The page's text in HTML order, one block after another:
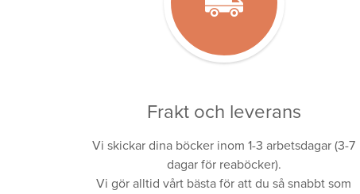
Frakt och leverans
Vi skickar dina böcker inom 1-3 arbetsdagar (3-7
dagar för reaböcker).
Vi gör alltid vårt bästa för att du så snabbt som